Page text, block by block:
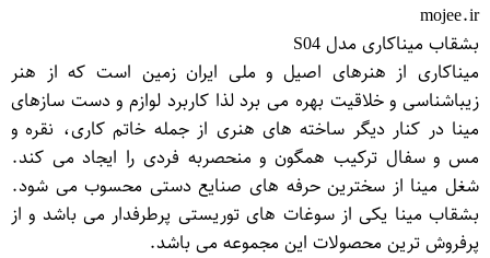
mojee.ir
بشقاب میناکاری مدل S04
میناکاری از هنرهای اصیل و ملی ایران زمین است که از هنر
زیباشناسی و خلاقیت بهره می برد لذا کاربرد لوازم و دست سازهای
مینا در کنار دیگر ساخته های هنری از جمله خاتم کاری، نقره و
مس و سفال ترکیب همگون و منحصربه فردی را ایجاد می کند.
شغل مینا از سخترین حرفه های صنایع دستی محسوب می شود.
بشقاب مینا یکی از سوغات های توریستی پرطرفدار می باشد و از
پرفروش ترین محصولات این مجموعه می باشد.